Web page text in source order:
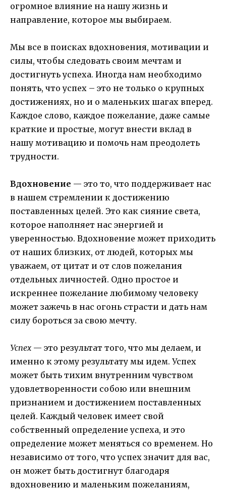
огромное влияние на нашу жизнь и
направление, которое мы выбираем.
Мы все в поисках вдохновения, мотивации и
силы, чтобы следовать своим мечтам и
достигнуть успеха. Иногда нам необходимо
понять, что успех – это не только о крупных
достижениях, но и о маленьких шагах вперед.
Каждое слово, каждое пожелание, даже самые
краткие и простые, могут внести вклад в
нашу мотивацию и помочь нам преодолеть
трудности.
Вдохновение — это то, что поддерживает нас
в нашем стремлении к достижению
поставленных целей. Это как сияние света,
которое наполняет нас энергией и
уверенностью. Вдохновение может приходить
от наших близких, от людей, которых мы
уважаем, от цитат и от слов пожелания
отдельных личностей. Одно простое и
искреннее пожелание любимому человеку
может зажечь в нас огонь страсти и дать нам
силу бороться за свою мечту.
Успех — это результат того, что мы делаем, и
именно к этому результату мы идем. Успех
может быть тихим внутренним чувством
удовлетворенности собою или внешним
признанием и достижением поставленных
целей. Каждый человек имеет свой
собственный определение успеха, и это
определение может меняться со временем. Но
независимо от того, что успех значит для вас,
он может быть достигнут благодаря
вдохновению и маленьким пожеланиям,